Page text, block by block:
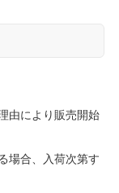
由により販売開始
場合、入荷次第す